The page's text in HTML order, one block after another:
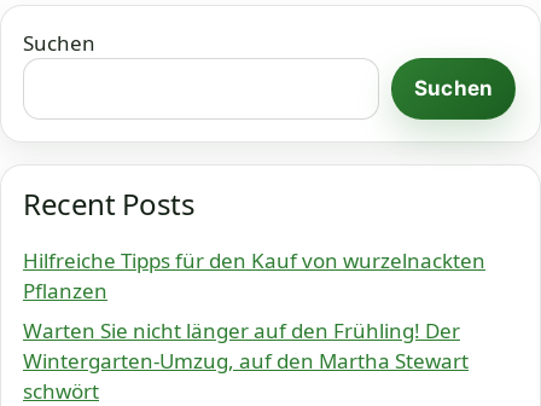
Suchen
Suchen
Recent Posts
Hilfreiche Tipps für den Kauf von wurzelnackten
Pflanzen
Warten Sie nicht länger auf den Frühling! Der
Wintergarten-Umzug, auf den Martha Stewart
schwört